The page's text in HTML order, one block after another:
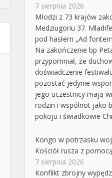
7 sierpnia 2026
Młodzi z 73 krajów
Medziugoriu 37.
pod hasłem „Ad
Na zakończenie bp
przypomniał, że
doświadczenie
pozostać jedynie
jego uczestnicy mają
rodzin i wspólnot jako
pokoju i świadkowie
Kongo w potrzasku
Kościół rusza z pomocą
7 sierpnia 2026
Konflikt zbrojny